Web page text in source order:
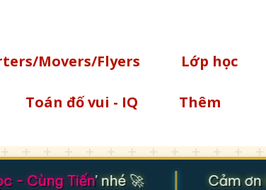
Movers/Flyers Lớp học
Toán đố vui - IQ Thêm
- Cùng Tiến' nhé 🚀 Cảm ơn